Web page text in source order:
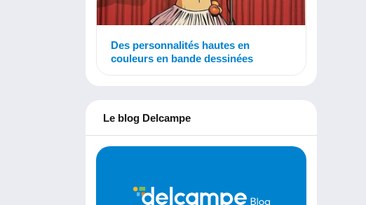
Des personnalités hautes en
couleurs en bande dessinées
Le blog Delcampe